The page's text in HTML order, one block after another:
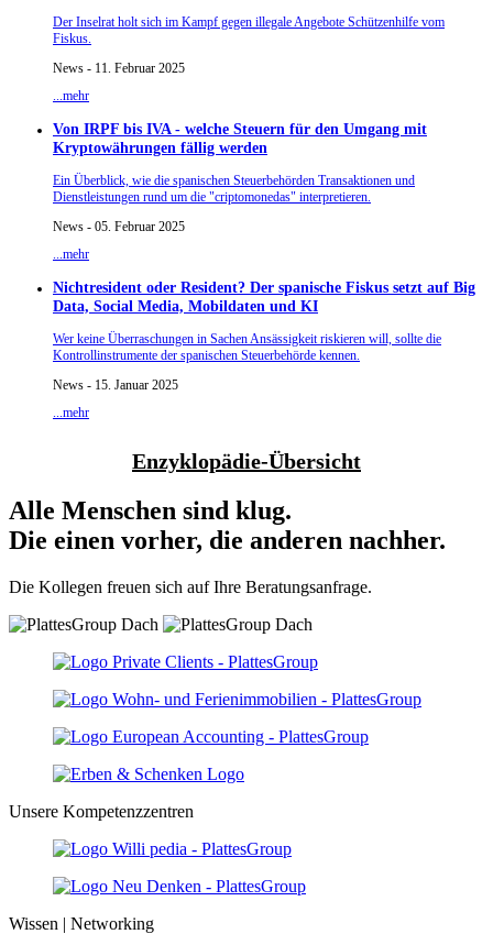
Der Inselrat holt sich im Kampf gegen illegale Angebote Schützenhilfe vom
Fiskus.
News - 11. Februar 2025
...mehr
Von IRPF bis IVA - welche Steuern für den Umgang mit
Kryptowährungen fällig werden
Ein Überblick, wie die spanischen Steuerbehörden Transaktionen und
Dienstleistungen rund um die "criptomonedas" interpretieren.
News - 05. Februar 2025
...mehr
Nichtresident oder Resident? Der spanische Fiskus setzt auf Big
Data, Social Media, Mobildaten und KI
Wer keine Überraschungen in Sachen Ansässigkeit riskieren will, sollte die
Kontrollinstrumente der spanischen Steuerbehörde kennen.
News - 15. Januar 2025
...mehr
Enzyklopädie-Übersicht
Alle Menschen sind klug.
Die einen vorher, die anderen nachher.
Die Kollegen freuen sich auf Ihre Beratungsanfrage.
Unsere Kompetenzzentren
Wissen | Networking